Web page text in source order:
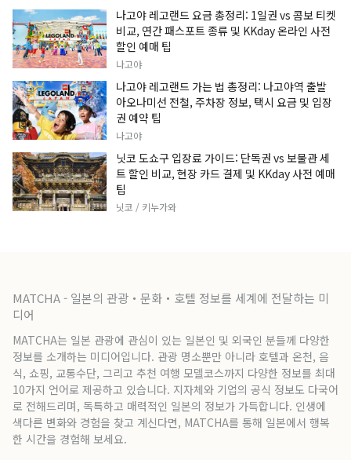
나고야 레고랜드 요금 총정리: 1일권 vs 콤보 티켓
비교, 연간 패스포트 종류 및 KKday 온라인 사전
할인 예매 팁
나고야
나고야 레고랜드 가는 법 총정리: 나고야역 출발
아오나미선 전철, 주차장 정보, 택시 요금 및 입장
권 예약 팁
나고야
닛코 도쇼구 입장료 가이드: 단독권 vs 보물관 세
트 할인 비교, 현장 카드 결제 및 KKday 사전 예매
팁
닛코 / 키누가와
MATCHA - 일본의 관광・문화・호텔 정보를 세계에 전달하는 미
디어
MATCHA는 일본 관광에 관심이 있는 일본인 및 외국인 분들께 다양한
정보를 소개하는 미디어입니다. 관광 명소뿐만 아니라 호텔과 온천, 음
식, 쇼핑, 교통수단, 그리고 추천 여행 모델코스까지 다양한 정보를 최대
10가지 언어로 제공하고 있습니다. 지자체와 기업의 공식 정보도 다국어
로 전해드리며, 독특하고 매력적인 일본의 정보가 가득합니다. 인생에
색다른 변화와 경험을 찾고 계신다면, MATCHA를 통해 일본에서 행복
한 시간을 경험해 보세요.